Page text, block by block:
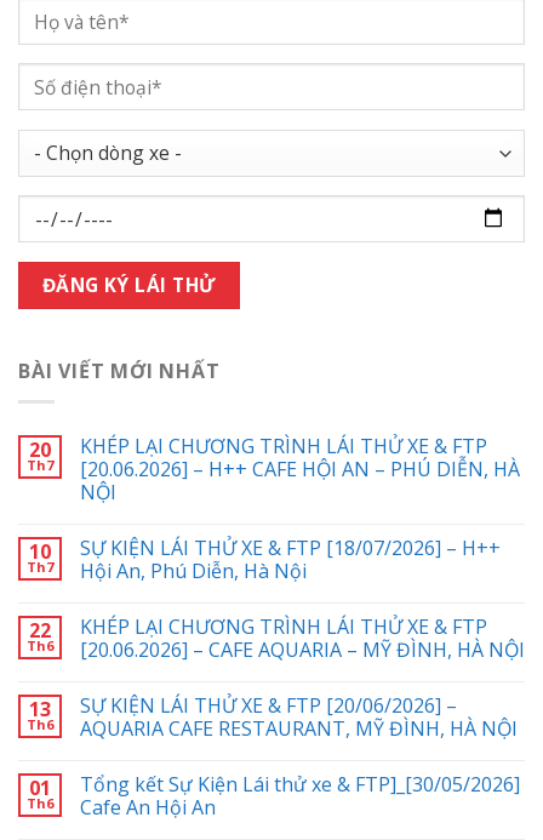
BÀI VIẾT MỚI NHẤT
20
Th7
KHÉP LẠI CHƯƠNG TRÌNH LÁI THỬ XE & FTP
[20.06.2026] – H++ CAFE HỘI AN – PHÚ DIỄN, HÀ
NỘI
10
Th7
SỰ KIỆN LÁI THỬ XE & FTP [18/07/2026] – H++
Hội An, Phú Diễn, Hà Nội
22
Th6
KHÉP LẠI CHƯƠNG TRÌNH LÁI THỬ XE & FTP
[20.06.2026] – CAFE AQUARIA – MỸ ĐÌNH, HÀ NỘI
13
Th6
SỰ KIỆN LÁI THỬ XE & FTP [20/06/2026] –
AQUARIA CAFE RESTAURANT, MỸ ĐÌNH, HÀ NỘI
01
Th6
Tổng kết Sự Kiện Lái thử xe & FTP]_[30/05/2026]
Cafe An Hội An